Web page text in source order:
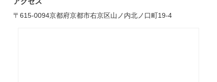
〒615-0094京都府京都市右京区山ノ内北ノ口町19-4